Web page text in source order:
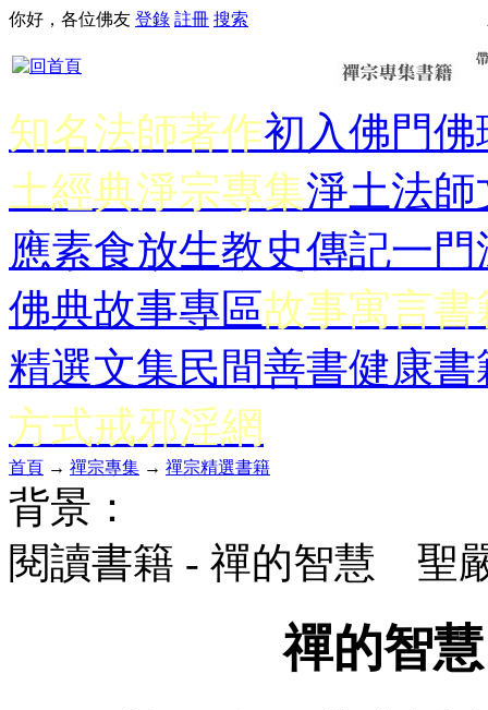
你好，各位佛友 登錄 註冊 搜索
知名法師著作初入佛門佛
土經典淨宗專集淨土法師
應素食放生教史傳記一門
佛典故事專區故事寓言書
精選文集民間善書健康書
方式戒邪淫網
首頁 → 禪宗專集 → 禪宗精選書籍
背景：
閱讀書籍 - 禪的智慧 聖
禪的智